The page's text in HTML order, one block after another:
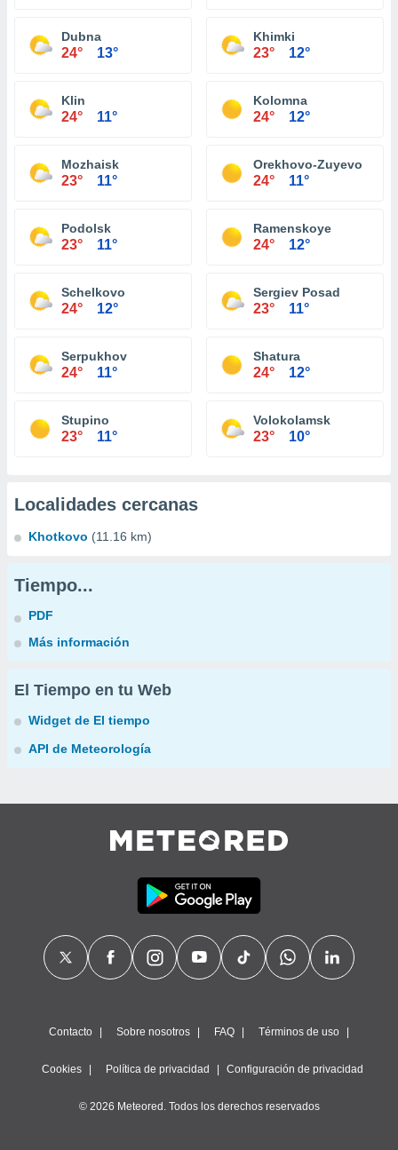
Dubna
24° 13°
Khimki
23° 12°
Klin
24° 11°
Kolomna
24° 12°
Mozhaisk
23° 11°
Orekhovo-Zuyevo
24° 11°
Podolsk
23° 11°
Ramenskoye
24° 12°
Schelkovo
24° 12°
Sergiev Posad
23° 11°
Serpukhov
24° 11°
Shatura
24° 12°
Stupino
23° 11°
Volokolamsk
23° 10°
Localidades cercanas
Khotkovo (11.16 km)
Tiempo...
PDF
Más información
El Tiempo en tu Web
Widget de El tiempo
API de Meteorología
Contacto Sobre nosotros FAQ Términos de uso
Cookies Política de privacidad Configuración de privacidad
© 2026 Meteored. Todos los derechos reservados